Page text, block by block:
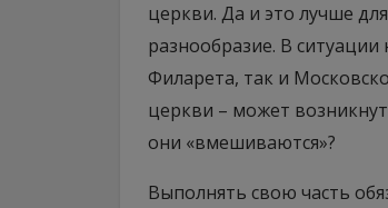
церкви. Да и это лучше
разнообразие. В ситуации
Филарета, так и
церкви – может
они «вмешиваются»?
Выполнять свою часть